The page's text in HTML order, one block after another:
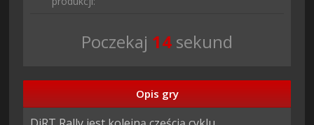
Poczekaj 13 sekund
Opis gry